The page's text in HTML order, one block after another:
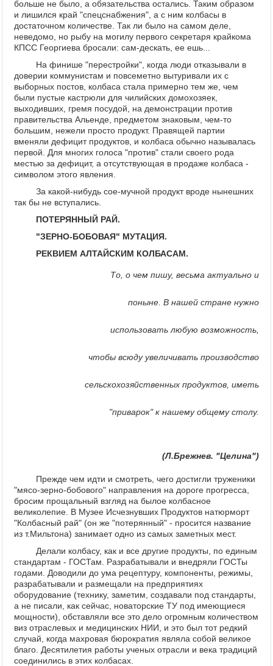
больше не было, а обязательства остались. Таким образом
и лишился край "спецснабжения", а с ним колбасы в
достаточном количестве. Так ли было на самом деле,
неведомо, но рыбу на могилу первого секретаря крайкома
КПСС Георгиева бросали: сам-дескать, ее ешь...
На финише "перестройки", когда люди отказывали в
доверии коммунистам и повсеметно вытуривали их с
выборных постов, колбаса стала примерно тем же, чем
были пустые кастрюли для чилийских домохозяек,
выходивших, гремя посудой, на демонстрации против
правительства Альенде, предметом знаковым, чем-то
большим, нежели просто продукт. Правящей партии
вменяли дефицит продуктов, и колбаса обычно называлась
первой. Для многих голоса "против" стали своего рода
местью за дефицит, а отсутствующая в продаже колбаса -
символом этого явления.
За какой-нибудь сое-мучной продукт вроде нынешних
так бы не вступались.
ПОТЕРЯННЫЙ РАЙ.
"ЗЕРНО-БОБОВАЯ" МУТАЦИЯ.
РЕКВИЕМ АЛТАЙСКИМ КОЛБАСАМ.
То, о чем пишу, весьма актуально и
поныне. В нашей стране нужно
использовать любую возможность,
чтобы всюду увеличивать производство
сельскохозяйственных продуктов, иметь
"приварок" к нашему общему столу.
(Л.Брежнев. "Целина")
Прежде чем идти и смотреть, чего достигли труженики
"мясо-зерно-бобового" направления на дороге прогресса,
бросим прощальный взгляд на былое колбасное
великолепие. В Музее Исчезнувших Продуктов натюрморт
"Колбасный рай" (он же "потерянный" - просится название
из т.Мильтона) занимает одно из самых заметных мест.
Делали колбасу, как и все другие продукты, по единым
стандартам - ГОСТам. Разрабатывали и внедряли ГОСТы
годами. Доводили до ума рецептуру, компоненты, режимы,
разрабатывали и размещали на предприятиях
оборудование (технику, заметим, создавали под стандарты,
а не писали, как сейчас, новаторские ТУ под имеющиеся
мощности), обставляли все это дело огромным количеством
виз отраслевых и медицинских НИИ, и это был тот редкий
случай, когда махровая бюрократия являла собой великое
благо. Десятилетия работы ученых отрасли и века традиций
соединились в этих колбасах.